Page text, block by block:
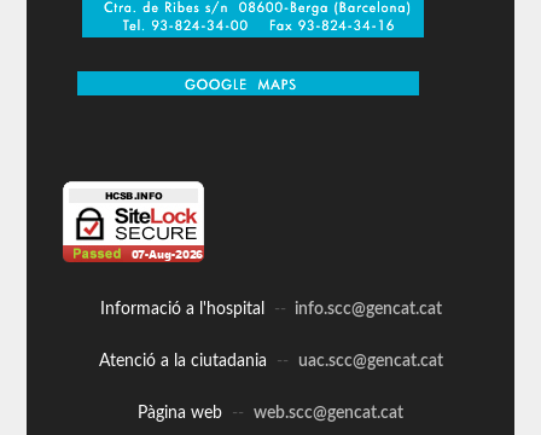
Informació a l'hospital -- info.scc@gencat.cat
Atenció a la ciutadania -- uac.scc@gencat.cat
Pàgina web -- web.scc@gencat.cat